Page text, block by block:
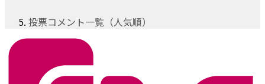
投票コメント一覧（人気順）